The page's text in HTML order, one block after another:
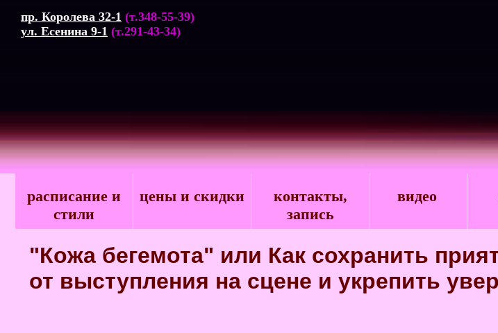
пр. Королева 32-1 (т.348-55-39)
ул. Есенина 9-1 (т.291-43-34)
расписание и
стили
цены и скидки
контакты,
запись
видео
"Кожа бегемота" или Как сохранить
от выступления на сцене и укрепить